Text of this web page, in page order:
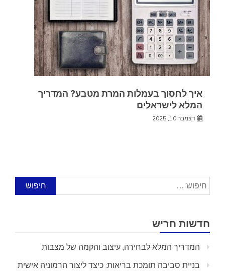
איך לחסוך בעמלות המרת מטבע? המדריך
המלא לישראלים
דצמבר 10, 2025
חיפוש:
חדשות חריש
המדריך המלא לבחירה, עיצוב והקמה של מצבות
בניית סביבה תומכת בריאות: כיצד ליצור הרמוניה אישית